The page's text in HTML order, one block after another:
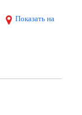
Показать на